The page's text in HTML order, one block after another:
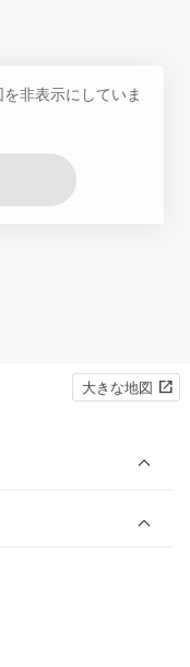
非表示にしていま
大きな地図